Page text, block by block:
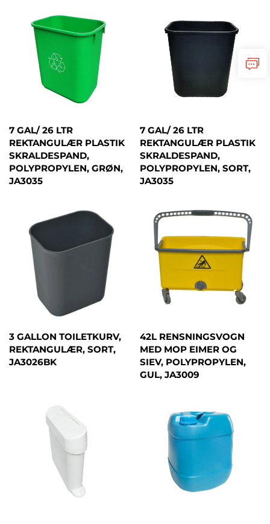
7 GAL/ 26 LTR
REKTANGULÆR PLASTIK
SKRALDESPAND,
POLYPROPYLEN, GRØN,
JA3035
7 GAL/ 26 LTR
REKTANGULÆR PLASTIK
SKRALDESPAND,
POLYPROPYLEN, SORT,
JA3035
3 GALLON TOILETKURV,
REKTANGULÆR, SORT,
JA3026BK
42L RENSNINGSVOGN
MED MOP EIMER OG
SIEV, POLYPROPYLEN,
GUL, JA3009